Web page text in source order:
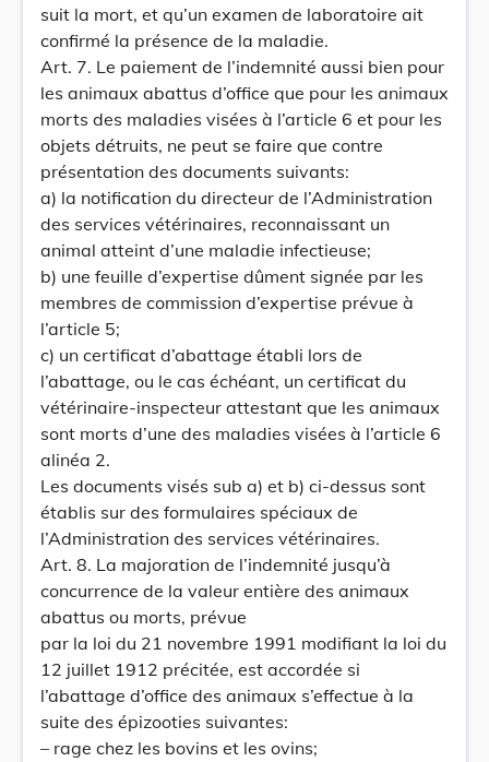
suit la mort, et qu’un examen de laboratoire ait
confirmé la présence de la maladie.
Art. 7. Le paiement de l’indemnité aussi bien pour
les animaux abattus d’office que pour les animaux
morts des maladies visées à l’article 6 et pour les
objets détruits, ne peut se faire que contre
présentation des documents suivants:
a) la notification du directeur de l’Administration
des services vétérinaires, reconnaissant un
animal atteint d’une maladie infectieuse;
b) une feuille d’expertise dûment signée par les
membres de commission d’expertise prévue à
l’article 5;
c) un certificat d’abattage établi lors de
l’abattage, ou le cas échéant, un certificat du
vétérinaire-inspecteur attestant que les animaux
sont morts d’une des maladies visées à l’article 6
alinéa 2.
Les documents visés sub a) et b) ci-dessus sont
établis sur des formulaires spéciaux de
l’Administration des services vétérinaires.
Art. 8. La majoration de l’indemnité jusqu’à
concurrence de la valeur entière des animaux
abattus ou morts, prévue
par la loi du 21 novembre 1991 modifiant la loi du
12 juillet 1912 précitée, est accordée si
l’abattage d’office des animaux s’effectue à la
suite des épizooties suivantes:
– rage chez les bovins et les ovins;